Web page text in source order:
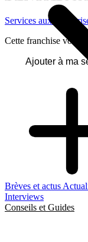
Brèves et actus
Interviews
Conseils et Guides
Services aux
Cette franchise vous
Ajouter à ma